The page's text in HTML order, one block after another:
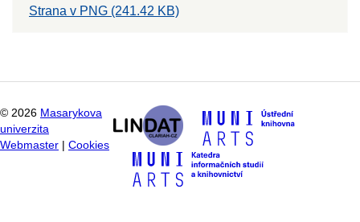
Strana v PNG (241.42 KB)
© 2026 Masarykova
univerzita
Webmaster
Cookies